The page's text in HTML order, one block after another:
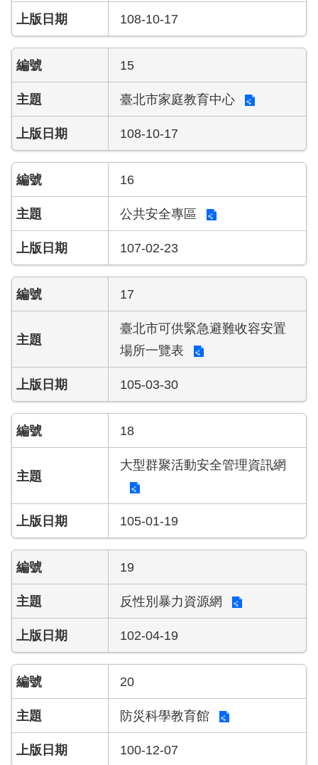
搶
救
難
地
區、
消
防
通
相
關
資
料
跑
馬
燈
工
網
站
導
首
頁
English
常
見
答
陳
情
統
雙
108-10-17
15
臺北市家庭教育中心
108-10-17
16
公共安全專區
107-02-23
17
臺北市可供緊急避難收容安置
場所一覽表
105-03-30
18
大型群聚活動安全管理資訊網
105-01-19
19
反性別暴力資源網
102-04-19
20
防災科學教育館
100-12-07